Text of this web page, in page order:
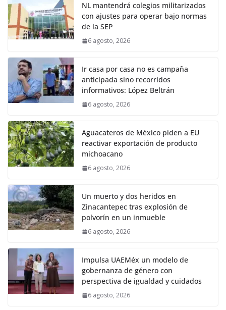
NL mantendrá colegios militarizados
con ajustes para operar bajo normas
de la SEP
6 agosto, 2026
Ir casa por casa no es campaña
anticipada sino recorridos
informativos: López Beltrán
6 agosto, 2026
Aguacateros de México piden a EU
reactivar exportación de producto
michoacano
6 agosto, 2026
Un muerto y dos heridos en
Zinacantepec tras explosión de
polvorín en un inmueble
6 agosto, 2026
Impulsa UAEMéx un modelo de
gobernanza de género con
perspectiva de igualdad y cuidados
6 agosto, 2026